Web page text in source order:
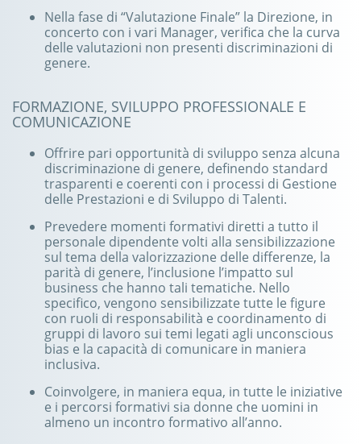
Nella fase di “Valutazione Finale” la Direzione, in
concerto con i vari Manager, verifica che la curva
delle valutazioni non presenti discriminazioni di
genere.
FORMAZIONE, SVILUPPO PROFESSIONALE E
COMUNICAZIONE
Offrire pari opportunità di sviluppo senza alcuna
discriminazione di genere, definendo standard
trasparenti e coerenti con i processi di Gestione
delle Prestazioni e di Sviluppo di Talenti.
Prevedere momenti formativi diretti a tutto il
personale dipendente volti alla sensibilizzazione
sul tema della valorizzazione delle differenze, la
parità di genere, l’inclusione l’impatto sul
business che hanno tali tematiche. Nello
specifico, vengono sensibilizzate tutte le figure
con ruoli di responsabilità e coordinamento di
gruppi di lavoro sui temi legati agli unconscious
bias e la capacità di comunicare in maniera
inclusiva.
Coinvolgere, in maniera equa, in tutte le iniziative
e i percorsi formativi sia donne che uomini in
almeno un incontro formativo all’anno.